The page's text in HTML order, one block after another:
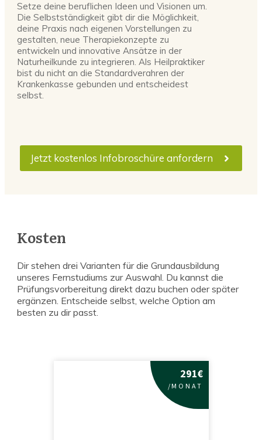
Setze deine beruflichen Ideen und Visionen um.
Die Selbstständigkeit gibt dir die Möglichkeit,
deine Praxis nach eigenen Vorstellungen zu
gestalten, neue Therapiekonzepte zu
entwickeln und innovative Ansätze in der
Naturheilkunde zu integrieren. Als Heilpraktiker
bist du nicht an die Standardverahren der
Krankenkasse gebunden und entscheidest
selbst.
Jetzt kostenlos Infobroschüre anfordern
Kosten
Dir stehen drei Varianten für die Grundausbildung
unseres Fernstudiums zur Auswahl. Du kannst die
Prüfungsvorbereitung direkt dazu buchen oder später
ergänzen. Entscheide selbst, welche Option am
besten zu dir passt.
291€
/MONAT